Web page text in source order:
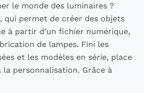
le monde des luminaires ?
qui permet de créer des objets
à partir d’un fichier numérique,
de lampes. Fini les
et les modèles en série, place
personnalisation. Grâce à